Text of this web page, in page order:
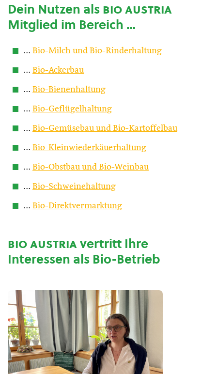
Dein Nutzen alsbio austria
Mitglied im Bereich …
… Bio-Milch und Bio-Rinderhaltung
… Bio-Ackerbau
… Bio-Bienenhaltung
… Bio-Geflügelhaltung
… Bio-Gemüsebau und Bio-Kartoffelbau
… Bio-Kleinwiederkäuerhaltung
… Bio-Obstbau und Bio-Weinbau
… Bio-Schweinehaltung
… Bio-Direktvermarktung
bio austriavertritt Ihre
Interessen als Bio-Betrieb